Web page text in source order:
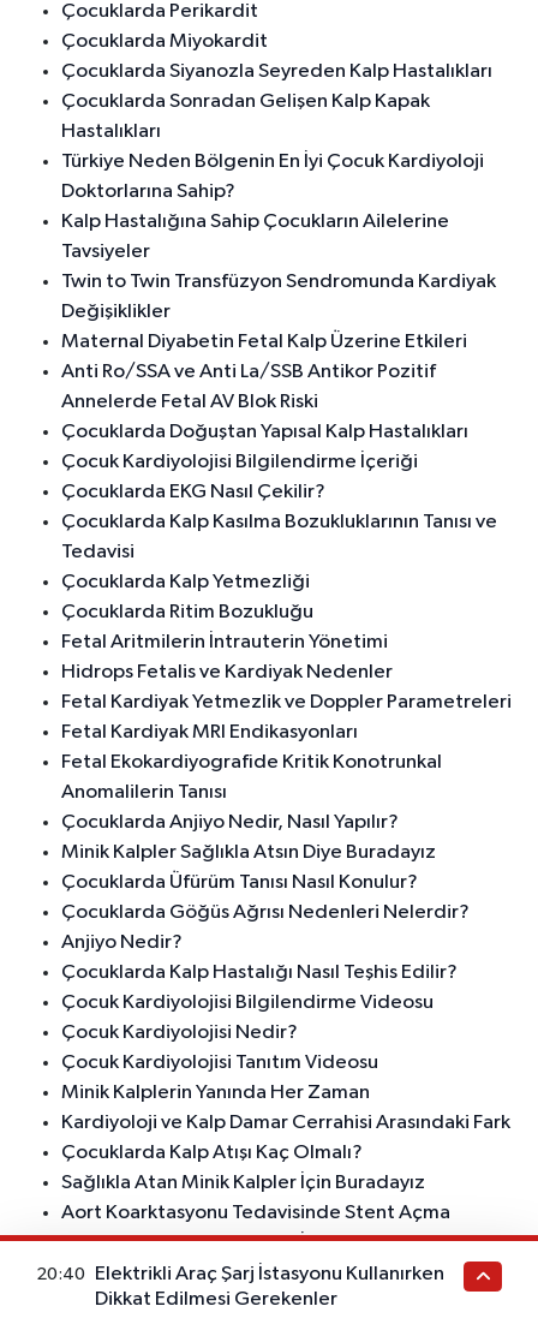
Çocuklarda Perikardit
Çocuklarda Miyokardit
Çocuklarda Siyanozla Seyreden Kalp Hastalıkları
Çocuklarda Sonradan Gelişen Kalp Kapak
Hastalıkları
Türkiye Neden Bölgenin En İyi Çocuk Kardiyoloji
Doktorlarına Sahip?
Kalp Hastalığına Sahip Çocukların Ailelerine
Tavsiyeler
Twin to Twin Transfüzyon Sendromunda Kardiyak
Değişiklikler
Maternal Diyabetin Fetal Kalp Üzerine Etkileri
Anti Ro/SSA ve Anti La/SSB Antikor Pozitif
Annelerde Fetal AV Blok Riski
Çocuklarda Doğuştan Yapısal Kalp Hastalıkları
Çocuk Kardiyolojisi Bilgilendirme İçeriği
Çocuklarda EKG Nasıl Çekilir?
Çocuklarda Kalp Kasılma Bozukluklarının Tanısı ve
Tedavisi
Çocuklarda Kalp Yetmezliği
Çocuklarda Ritim Bozukluğu
Fetal Aritmilerin İntrauterin Yönetimi
Hidrops Fetalis ve Kardiyak Nedenler
Fetal Kardiyak Yetmezlik ve Doppler Parametreleri
Fetal Kardiyak MRI Endikasyonları
Fetal Ekokardiyografide Kritik Konotrunkal
Anomalilerin Tanısı
Çocuklarda Anjiyo Nedir, Nasıl Yapılır?
Minik Kalpler Sağlıkla Atsın Diye Buradayız
Çocuklarda Üfürüm Tanısı Nasıl Konulur?
Çocuklarda Göğüs Ağrısı Nedenleri Nelerdir?
Anjiyo Nedir?
Çocuklarda Kalp Hastalığı Nasıl Teşhis Edilir?
Çocuk Kardiyolojisi Bilgilendirme Videosu
Çocuk Kardiyolojisi Nedir?
Çocuk Kardiyolojisi Tanıtım Videosu
Minik Kalplerin Yanında Her Zaman
Kardiyoloji ve Kalp Damar Cerrahisi Arasındaki Fark
Çocuklarda Kalp Atışı Kaç Olmalı?
Sağlıkla Atan Minik Kalpler İçin Buradayız
Aort Koarktasyonu Tedavisinde Stent Açma
Sağlıkla Atan Minik Kalpler İçin Buradayız
Çocuk Kardiyolojisi Video İçeriği
Çocuk Kardiyolojisi Bilgilendirme Videosu
20:40
Elektrikli Araç Şarj İstasyonu Kullanırken
Dikkat Edilmesi Gerekenler